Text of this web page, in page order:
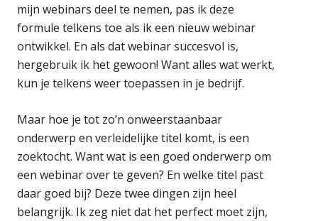
mijn webinars deel te nemen, pas ik deze
formule telkens toe als ik een nieuw webinar
ontwikkel. En als dat webinar succesvol is,
hergebruik ik het gewoon! Want alles wat werkt,
kun je telkens weer toepassen in je bedrijf.
Maar hoe je tot zo’n onweerstaanbaar
onderwerp en verleidelijke titel komt, is een
zoektocht. Want wat is een goed onderwerp om
een webinar over te geven? En welke titel past
daar goed bij? Deze twee dingen zijn heel
belangrijk. Ik zeg niet dat het perfect moet zijn,